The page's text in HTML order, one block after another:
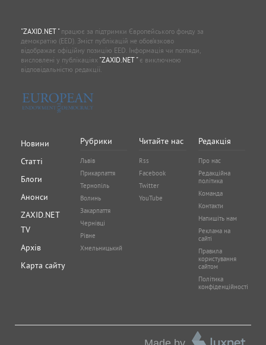
"ZAXID.NET "працює за підтримки Європейського фонду за
демократію (EED). Зміст публікацій не обов’язково
відображає офіційну позицію EED. Інформація чи погляди,
висловлені у публікаціях "ZAXID.NET "є виключною
відповідальністю редакції.
Новини
Статті
Блоги
Анонси
ZAXID.NET
TV
Архів
Карта сайту
Рубрики
Львів
Прикарпаття
Тернопіль
Волинь
Закарпаття
Чернівці
Рівне
Хмельницький
Читайте нас
Rss
Facebook
Twitter
YouTube
Редакція
Про нас
Редакційна
політика
Команда
Контакти
Напишіть нам
Реклама на
сайті
Правила
користування
сайтом
Політика
конфіденційності